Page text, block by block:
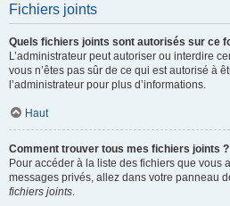
Fichiers joints
Quels fichiers joints sont autorisés sur ce
L’administrateur peut autoriser ou interdire
vous n’êtes pas sûr de ce qui est autorisé à
l’administrateur pour plus d’informations.
Haut
Comment trouver tous mes fichiers joints ?
Pour accéder à la liste des fichiers que vous
messages privés, allez dans votre panneau
fichiers joints.